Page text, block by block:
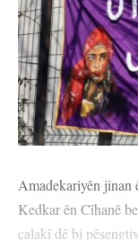
Amadekariyên jinan
Kedkar ên Cîhanê
çalakî dê bi